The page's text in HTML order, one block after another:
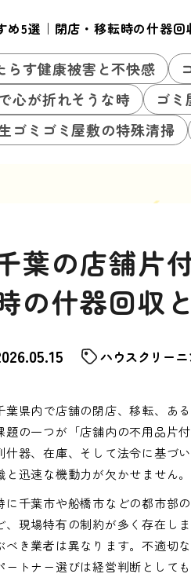
め5選｜閉店・移転時の什器
らす健康被害と不快感
心が折れそうな時
ゴ
ゴミゴミ屋敷の特殊清掃
葉の店舗片
の什器回収
ハウスクリー
葉県内で店舗の閉店、移転、あ
題の一つが「店舗内の不用品片
什器、在庫、そして法令に基づ
と迅速な機動力が欠かせません。
に千葉市や船橋市などの都市部
、現場特有の制約が多く存在し
べき業者は異なります。不適切
ートナー選びは経営判断としても